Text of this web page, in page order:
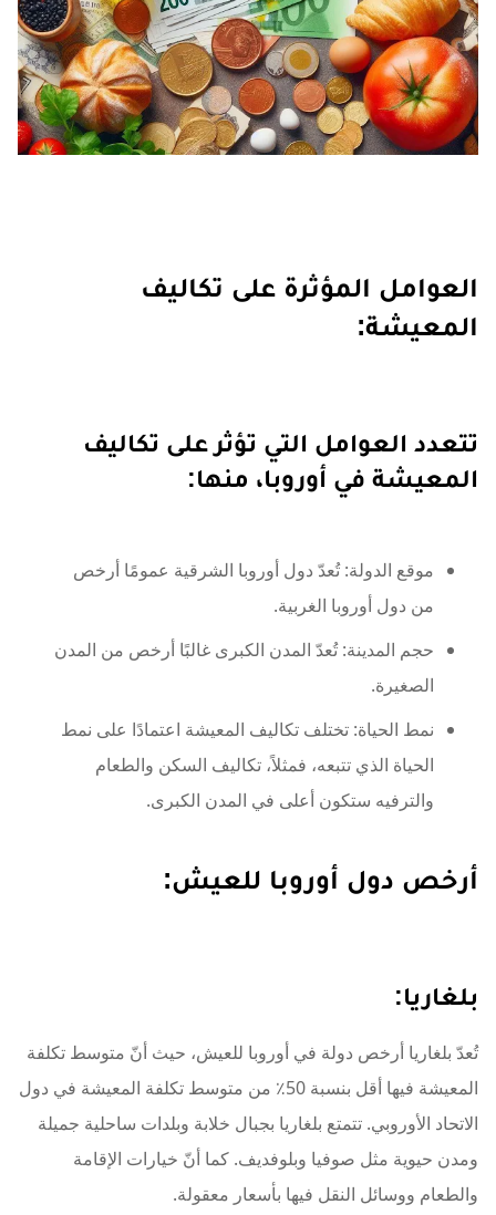
العوامل المؤثرة على تكاليف
المعيشة:
تتعدد العوامل التي تؤثر على تكاليف
المعيشة في أوروبا، منها:
موقع الدولة: تُعدّ دول أوروبا الشرقية عمومًا أرخص
من دول أوروبا الغربية.
حجم المدينة: تُعدّ المدن الكبرى غالبًا أرخص من المدن
الصغيرة.
نمط الحياة: تختلف تكاليف المعيشة اعتمادًا على نمط
الحياة الذي تتبعه، فمثلاً، تكاليف السكن والطعام
والترفيه ستكون أعلى في المدن الكبرى.
أرخص دول أوروبا للعيش:
بلغاريا:
تُعدّ بلغاريا أرخص دولة في أوروبا للعيش، حيث أنّ متوسط ​​تكلفة
المعيشة فيها أقل بنسبة 50٪ من متوسط ​​تكلفة المعيشة في دول
الاتحاد الأوروبي. تتمتع بلغاريا بجبال خلابة وبلدات ساحلية جميلة
ومدن حيوية مثل صوفيا وبلوفديف. كما أنّ خيارات الإقامة
والطعام ووسائل النقل فيها بأسعار معقولة.